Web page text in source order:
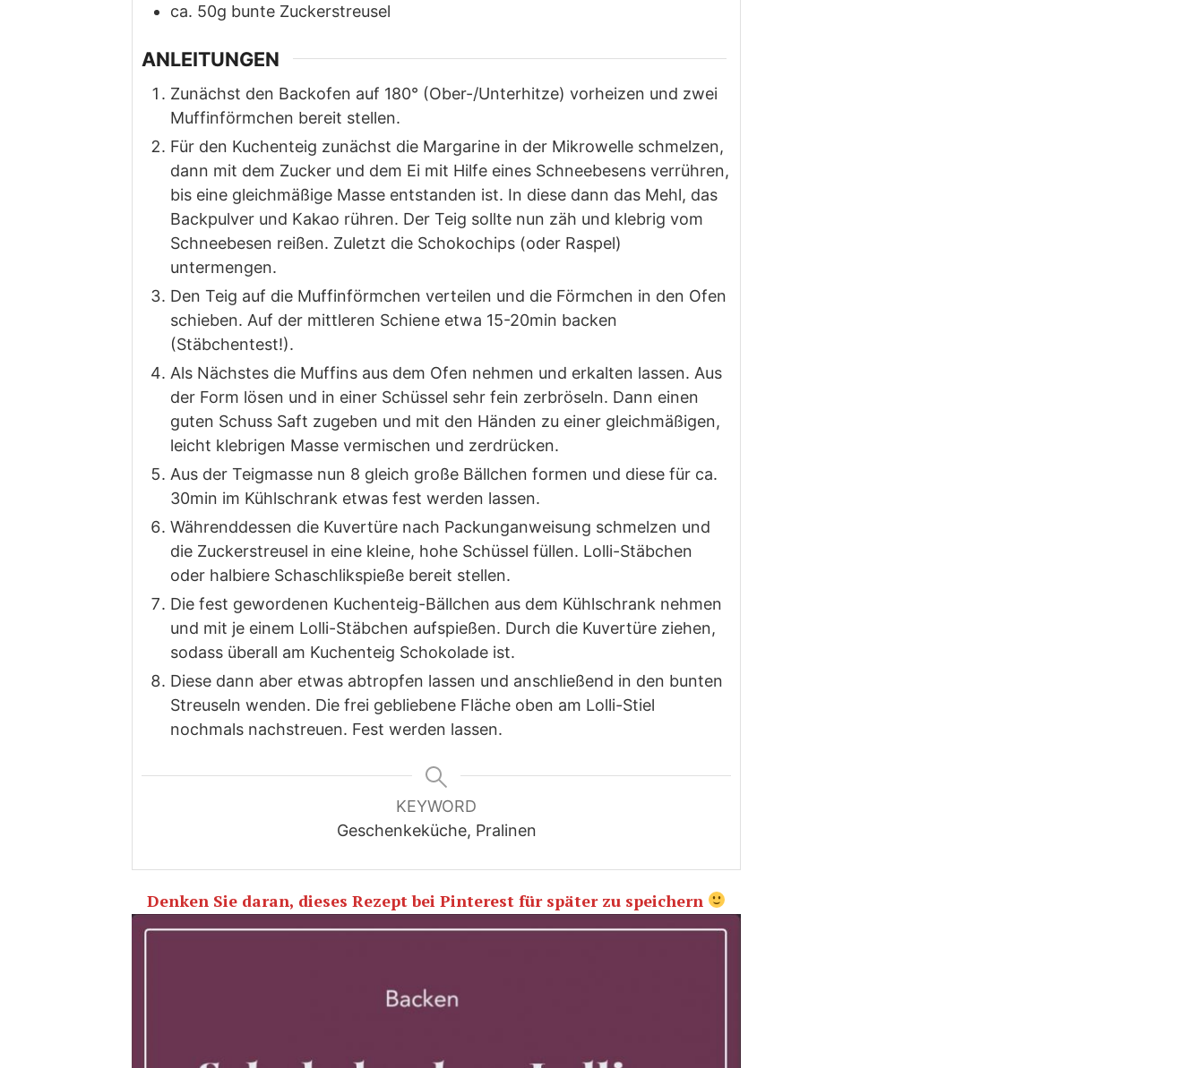
ca. 50g bunte Zuckerstreusel
ANLEITUNGEN
Zunächst den Backofen auf 180° (Ober-/Unterhitze) vorheizen und zwei
Muffinförmchen bereit stellen.
Für den Kuchenteig zunächst die Margarine in der Mikrowelle schmelzen,
dann mit dem Zucker und dem Ei mit Hilfe eines Schneebesens verrühren,
bis eine gleichmäßige Masse entstanden ist. In diese dann das Mehl, das
Backpulver und Kakao rühren. Der Teig sollte nun zäh und klebrig vom
Schneebesen reißen. Zuletzt die Schokochips (oder Raspel)
untermengen.
Den Teig auf die Muffinförmchen verteilen und die Förmchen in den Ofen
schieben. Auf der mittleren Schiene etwa 15-20min backen
(Stäbchentest!).
Als Nächstes die Muffins aus dem Ofen nehmen und erkalten lassen. Aus
der Form lösen und in einer Schüssel sehr fein zerbröseln. Dann einen
guten Schuss Saft zugeben und mit den Händen zu einer gleichmäßigen,
leicht klebrigen Masse vermischen und zerdrücken.
Aus der Teigmasse nun 8 gleich große Bällchen formen und diese für ca.
30min im Kühlschrank etwas fest werden lassen.
Währenddessen die Kuvertüre nach Packunganweisung schmelzen und
die Zuckerstreusel in eine kleine, hohe Schüssel füllen. Lolli-Stäbchen
oder halbiere Schaschlikspieße bereit stellen.
Die fest gewordenen Kuchenteig-Bällchen aus dem Kühlschrank nehmen
und mit je einem Lolli-Stäbchen aufspießen. Durch die Kuvertüre ziehen,
sodass überall am Kuchenteig Schokolade ist.
Diese dann aber etwas abtropfen lassen und anschließend in den bunten
Streuseln wenden. Die frei gebliebene Fläche oben am Lolli-Stiel
nochmals nachstreuen. Fest werden lassen.
KEYWORD
Geschenkeküche, Pralinen
Denken Sie daran, dieses Rezept bei Pinterest für später zu speichern